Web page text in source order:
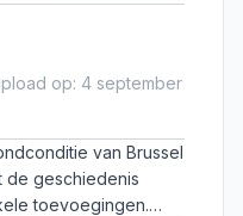
op: 4 september
van Brussel
de geschiedenis
toevoegingen.